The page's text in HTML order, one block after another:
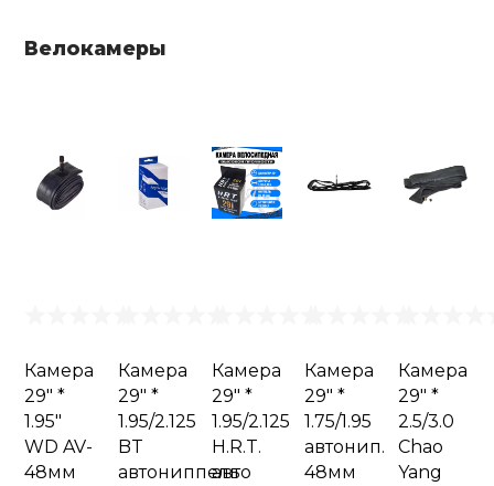
Велокамеры
Камера
29" *
1.95"
WD AV-
48мм
Камера
29" *
1.95/2.125
BT
автониппель
Камера
29" *
1.95/2.125
H.R.T.
авто
Камера
29" *
1.75/1.95
автонип.
48мм
Камера
29" *
2.5/3.0
Chao
Yang